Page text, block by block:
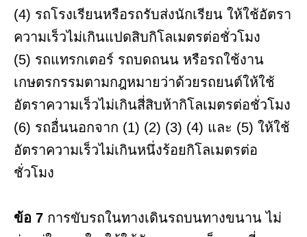
(4) รถโรงเรียนหรือรถรับส่งนักเรียน ให้ใช้อัตรา
ความเร็วไม่เกินแปดสิบกิโลเมตรต่อชั่วโมง
(5) รถแทรกเตอร์ รถบดถนน หรือรถใช้งาน
เกษตรกรรมตามกฎหมายว่าด้วยรถยนต์ให้ใช้
อัตราความเร็วไม่เกินสี่สิบห้ากิโลเมตรต่อชั่วโมง
(6) รถอื่นนอกจาก (1) (2) (3) (4) และ (5) ให้ใช้
อัตราความเร็วไม่เกินหนึ่งร้อยกิโลเมตรต่อ
ชั่วโมง
ข้อ 7 การขับรถในทางเดินรถบนทางขนาน ไม่